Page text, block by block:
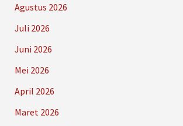
Agustus 2026
Juli 2026
Juni 2026
Mei 2026
April 2026
Maret 2026